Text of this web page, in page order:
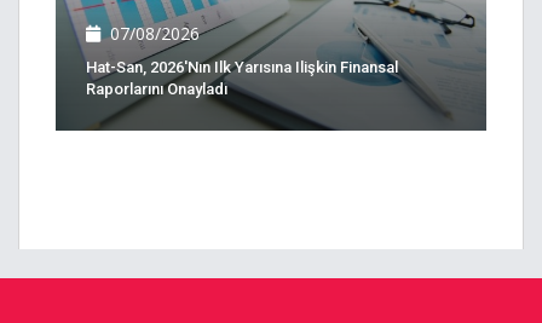
07/08/2026
Hat-San, 2026'nın Ilk Yarısına Ilişkin Finansal
Raporlarını Onayladı